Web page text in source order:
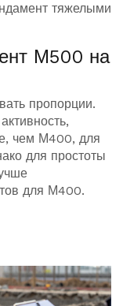
тяжелыми
М500 на
пропорции.
чем М400, для
для простоты
для М400.